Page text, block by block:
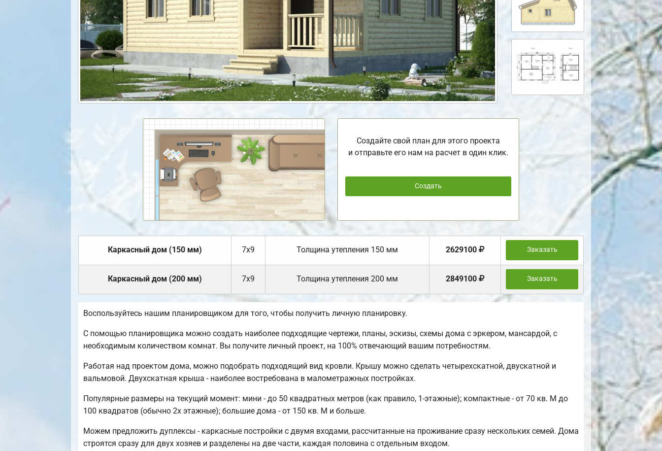
Создайте свой план для этого проекта
и отправьте его нам на расчет в один клик.
Создать
Каркасный дом (150 мм) 7х9 Толщина утепления 150 мм 2629100 Заказать
Каркасный дом (200 мм) 7х9 Толщина утепления 200 мм 2849100 Заказать
Воспользуйтесь нашим планировщиком для того, чтобы получить личную планировку.
С помощью планировщика можно создать наиболее подходящие чертежи, планы, эскизы, схемы дома с эркером, мансардой, с
необходимым количеством комнат. Вы получите личный проект, на 100% отвечающий вашим потребностям.
Работая над проектом дома, можно подобрать подходящий вид кровли. Крышу можно сделать четырехскатной, двускатной и
вальмовой. Двухскатная крыша - наиболее востребована в малометражных постройках.
Популярные размеры на текущий момент: мини - до 50 квадратных метров (как правило, 1-этажные); компактные - от 70 кв. М до
100 квадратов (обычно 2х этажные); большие дома - от 150 кв. М и больше.
Можем предложить дуплексы - каркасные постройки с двумя входами, рассчитанные на проживание сразу нескольких семей. Дома
строятся сразу для двух хозяев и разделены на две части, каждая половина с отдельным входом.